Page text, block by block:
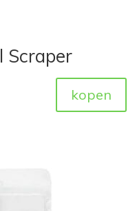
Scraper
kopen